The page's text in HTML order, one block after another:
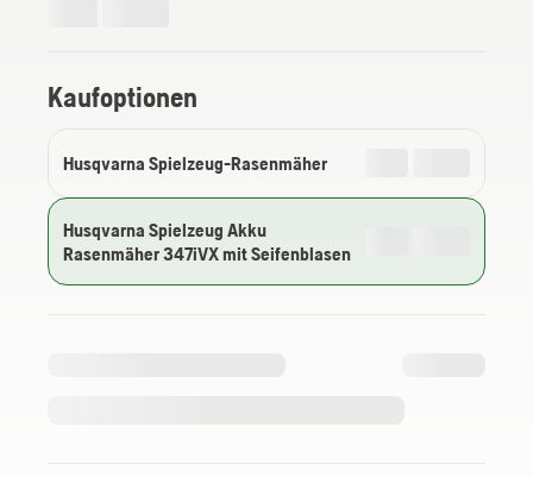
Kaufoptionen
Husqvarna Spielzeug-Rasenmäher
Husqvarna Spielzeug Akku
Rasenmäher 347iVX mit Seifenblasen